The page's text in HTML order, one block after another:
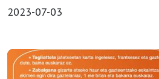
2023-07-03